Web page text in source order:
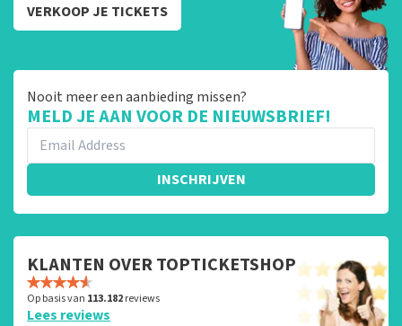
VERKOOP JE TICKETS
Nooit meer een aanbieding missen?
MELD JE AAN VOOR DE NIEUWSBRIEF!
INSCHRIJVEN
KLANTEN OVER TOPTICKETSHOP
Op basis van 113.182reviews
Lees reviews